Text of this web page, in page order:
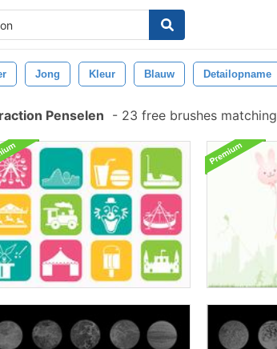
Jong Kleur Blauw Detailopname
Penselen - 23 free brushes matching